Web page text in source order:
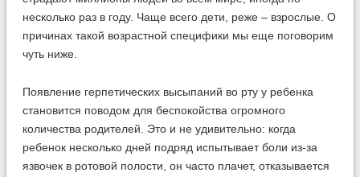
несколько раз в году. Чаще всего дети, реже – взрослые. О
причинах такой возрастной специфики мы еще поговорим
чуть ниже.
Появление герпетических высыпаний во рту у ребенка
становится поводом для беспокойства огромного
количества родителей. Это и не удивительно: когда
ребенок несколько дней подряд испытывает боли из-за
язвочек в ротовой полости, он часто плачет, отказывается